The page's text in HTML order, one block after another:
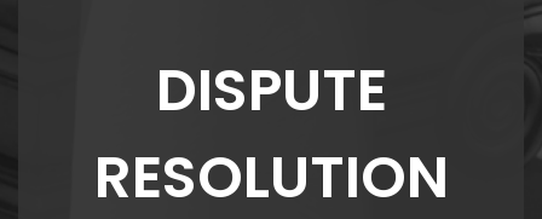
DISPUTE
RESOLUTION